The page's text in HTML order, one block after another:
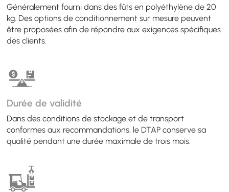
Généralement fourni dans des fûts en polyéthylène de 20
kg. Des options de conditionnement sur mesure peuvent
être proposées afin de répondre aux exigences spécifiques
des clients.
Durée de validité
Dans des conditions de stockage et de transport
conformes aux recommandations, le DTAP conserve sa
qualité pendant une durée maximale de trois mois.